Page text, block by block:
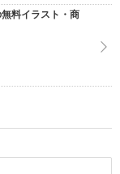
料イラスト・商